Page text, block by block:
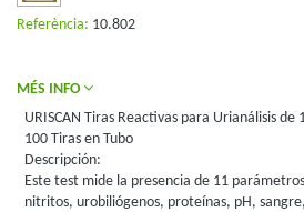
Referència: 10.802
MÉS INFO
URISCAN Tiras Reactivas para Urianálisis de
100 Tiras en Tubo
Descripción:
Este test mide la presencia de 11
nitritos, urobiliógenos, proteínas, pH,